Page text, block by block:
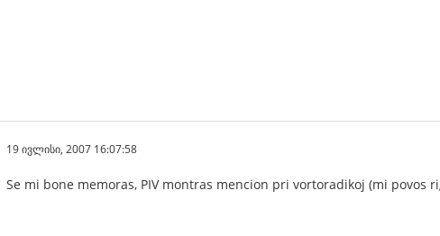
19 ივლისი, 2007 16:07:58
Se mi bone memoras, PIV montras mencion pri vortoradikoj (mi povos